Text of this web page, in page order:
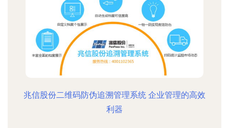
兆信股份二维码防伪追溯管理系统 企业管理的高效
利器